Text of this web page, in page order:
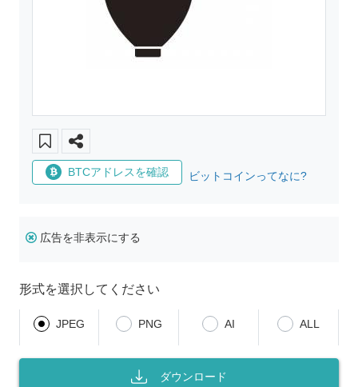
BTCアドレスを確認 ビットコインってなに?
広告を非表示にする
形式を選択してください
JPEG PNG AI ALL
ダウンロード